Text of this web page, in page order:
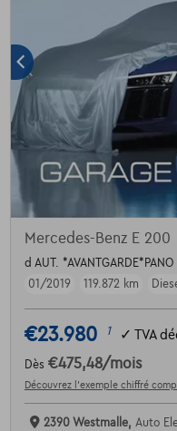
Mercedes-Benz E 200
d AUT.
01/2019
119.872 km
€23.980 1 ✓ TVA
Dès €475,48/mois
Découvrez l’exemple chiffré
2390 Westmalle, Auto